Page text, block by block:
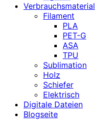
Verbrauchsmaterial
Filament
PLA
PET-G
ASA
TPU
Sublimation
Holz
Schiefer
Elektrisch
Digitale Dateien
Blogseite